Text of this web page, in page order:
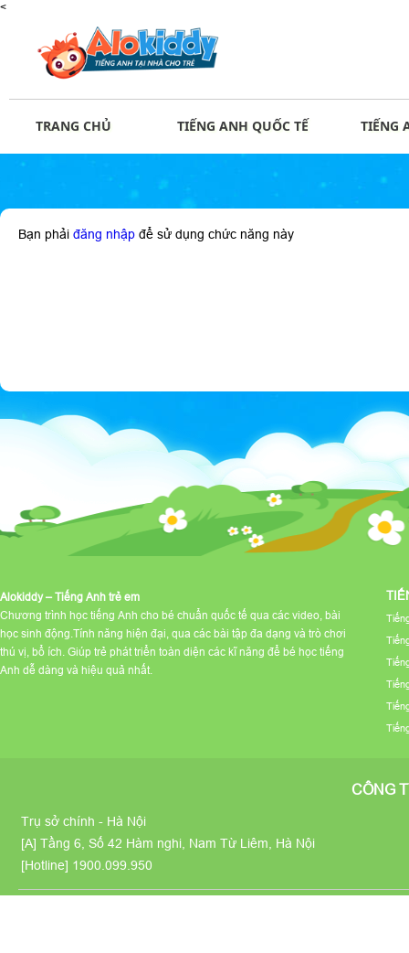
<
TRANG CHỦ TIẾNG ANH QUỐC TẾ TIẾNG
Bạn phải đăng nhập để sử dụng chức năng này
Alokiddy – Tiếng Anh trẻ em
Chương trình học tiếng Anh cho bé chuẩn quốc tế qua các video, bài
học sinh động.Tính năng hiện đại, qua các bài tập đa dạng và trò chơi
thú vị, bổ ích. Giúp trẻ phát triển toàn diện các kĩ năng để bé học tiếng
Anh dễ dàng và hiệu quả nhất.
CÔNG
Trụ sở chính - Hà Nội
[A] Tầng 6, Số 42 Hàm nghi, Nam Từ Liêm, Hà Nội
[Hotline] 1900.099.950